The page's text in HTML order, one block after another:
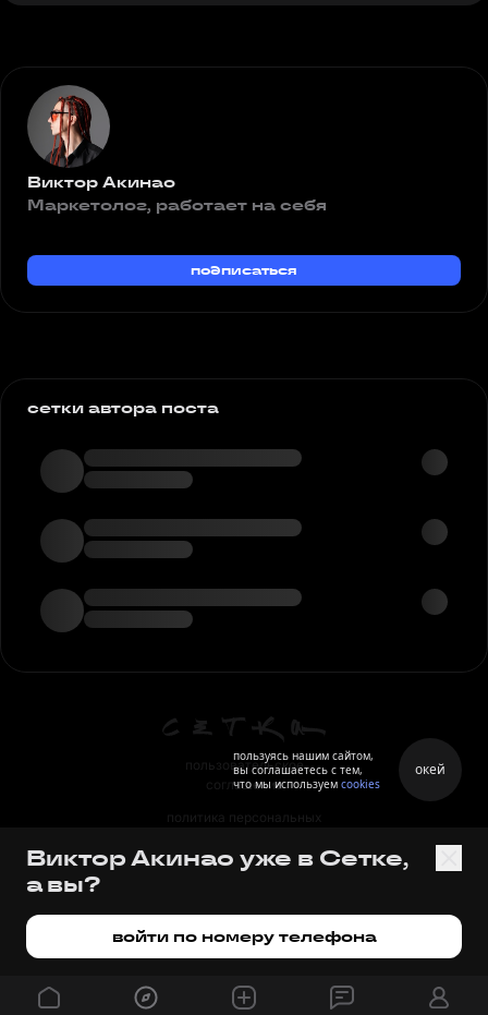
Виктор Акинао
Маркетолог, работает на себя
подписаться
сетки автора поста
пользовательское
соглашение
политика персональных
правила
Виктор Акинао уже в Сетке,
а вы?
войти по номеру телефона
пользуясь нашим сайтом,
вы соглашаетесь с тем,
что мы используем cookies
окей